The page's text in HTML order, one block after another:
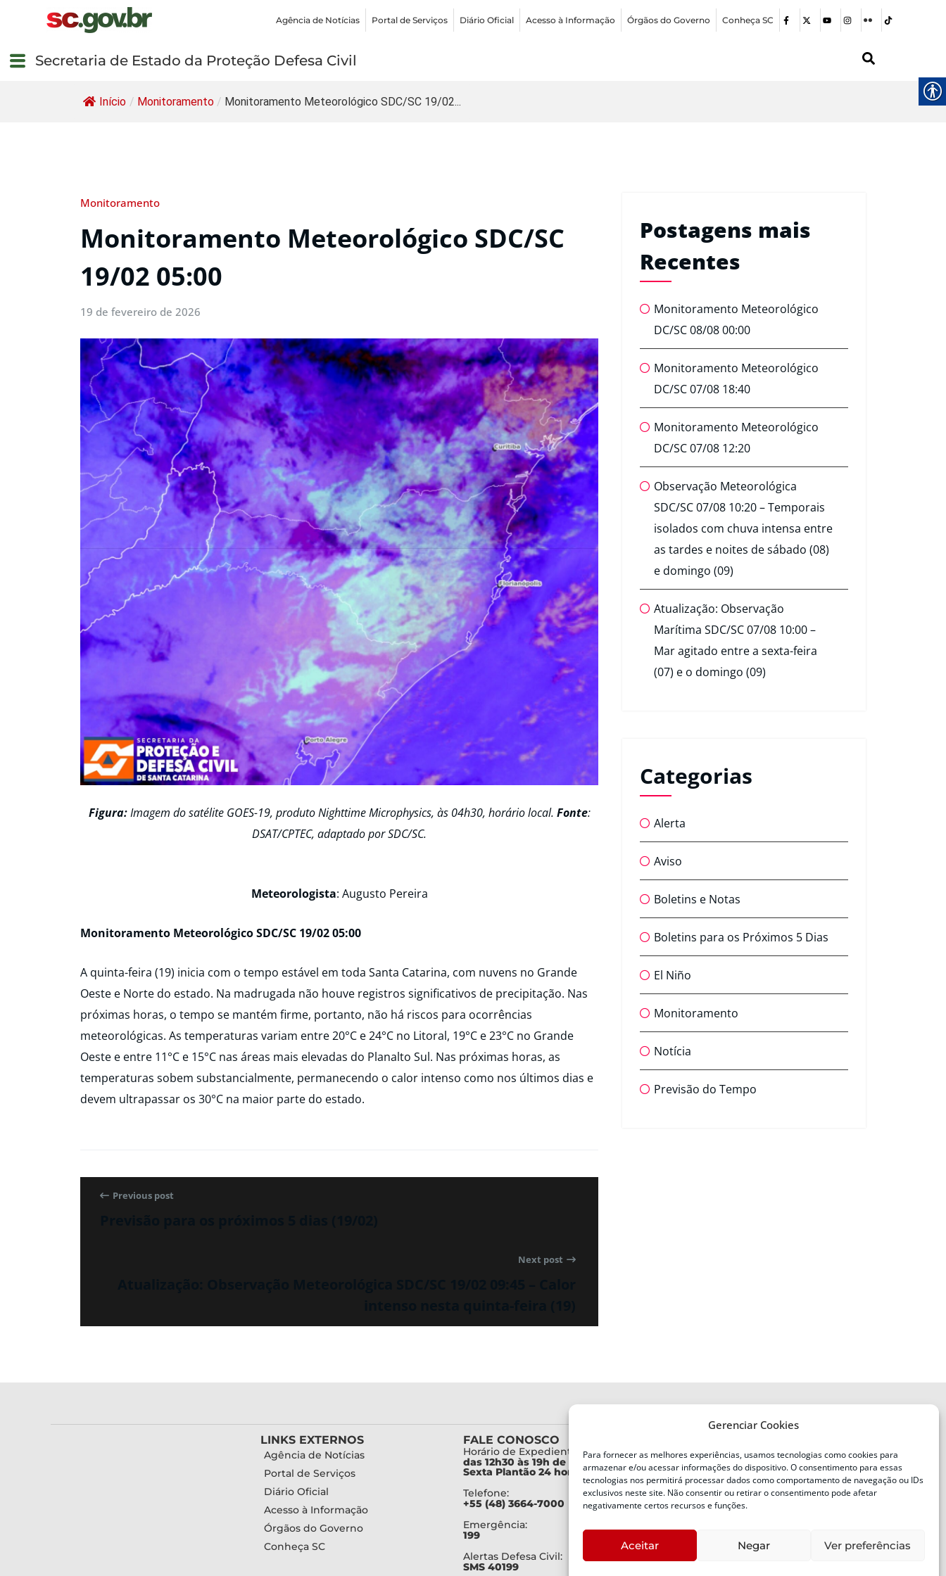
Gerenciar Cookies
Para fornecer as melhores experiências, usamos tecnologias como cookies para
armazenar e/ou acessar informações do dispositivo. O consentimento para essas
tecnologias nos permitirá processar dados como comportamento de navegação ou IDs
exclusivos neste site. Não consentir ou retirar o consentimento pode afetar
negativamente certos recursos e funções.
Aceitar Negar Ver preferências
Agência de Notícias Portal de Serviços Diário Oficial Acesso à Informação Órgãos do Governo Conheça SC
Secretaria de Estado da Proteção Defesa Civil
Início / Monitoramento / Monitoramento Meteorológico SDC/SC 19/02...
Monitoramento
Monitoramento Meteorológico SDC/SC
19/02 05:00
19 de fevereiro de 2026
Figura:Imagem do satélite GOES-19, produto Nighttime Microphysics, às 04h30, horário local. Fonte:
DSAT/CPTEC, adaptado por SDC/SC.
Meteorologista: Augusto Pereira
Monitoramento Meteorológico SDC/SC 19/02 05:00
A quinta-feira (19) inicia com o tempo estável em toda Santa Catarina, com nuvens no Grande
Oeste e Norte do estado. Na madrugada não houve registros significativos de precipitação. Nas
próximas horas, o tempo se mantém firme, portanto, não há riscos para ocorrências
meteorológicas. As temperaturas variam entre 20°C e 24°C no Litoral, 19°C e 23°C no Grande
Oeste e entre 11°C e 15°C nas áreas mais elevadas do Planalto Sul. Nas próximas horas, as
temperaturas sobem substancialmente, permanecendo o calor intenso como nos últimos dias e
devem ultrapassar os 30°C na maior parte do estado.
Previous post
Next post
Postagens mais
Recentes
Monitoramento Meteorológico
DC/SC 08/08 00:00
Monitoramento Meteorológico
DC/SC 07/08 18:40
Monitoramento Meteorológico
DC/SC 07/08 12:20
Observação Meteorológica
SDC/SC 07/08 10:20 – Temporais
isolados com chuva intensa entre
as tardes e noites de sábado (08)
e domingo (09)
Atualização: Observação
Marítima SDC/SC 07/08 10:00 –
Mar agitado entre a sexta-feira
(07) e o domingo (09)
Categorias
Alerta
Aviso
Boletins e Notas
Boletins para os Próximos 5 Dias
El Niño
Monitoramento
Notícia
Previsão do Tempo
LINKS EXTERNOS
Agência de Notícias
Portal de Serviços
Diário Oficial
Acesso à Informação
Órgãos do Governo
Conheça SC
FALE CONOSCO
Horário de Expediente:
das 12h30 às 19h de Segunda a
Sexta Plantão 24 horas diariamente
Telefone:
+55 (48) 3664-7000
Emergência:
199
Alertas Defesa Civil:
SMS 40199
Defesa Civil do Estado de Santa
Catarina
Av. Ivo Silveira, nº 2320
Bairro:
Capoeiras, Florianópolis, SC